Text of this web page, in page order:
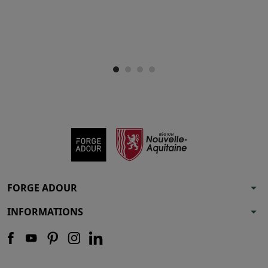
FORGE ADOUR arrow_drop_down
INFORMATIONS arrow_drop_down